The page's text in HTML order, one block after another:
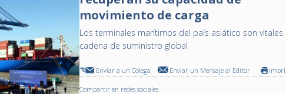
movimiento de carga
Los terminales marítimos del país asiático son vitales
cadena de suministro global
Enviar a un Colega Enviar un Mensaje al Editor
Compartir en redes sociales